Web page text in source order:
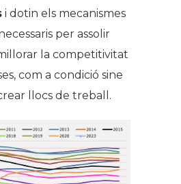
i dotin els mecanismes
per assolir
la competitivitat
com a condició sine
llocs de treball.